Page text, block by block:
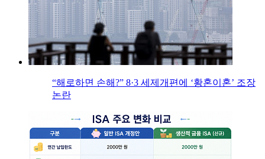
“해로하면 손해?” 8·3 세제개편에 ‘황혼이혼’ 조장
논란